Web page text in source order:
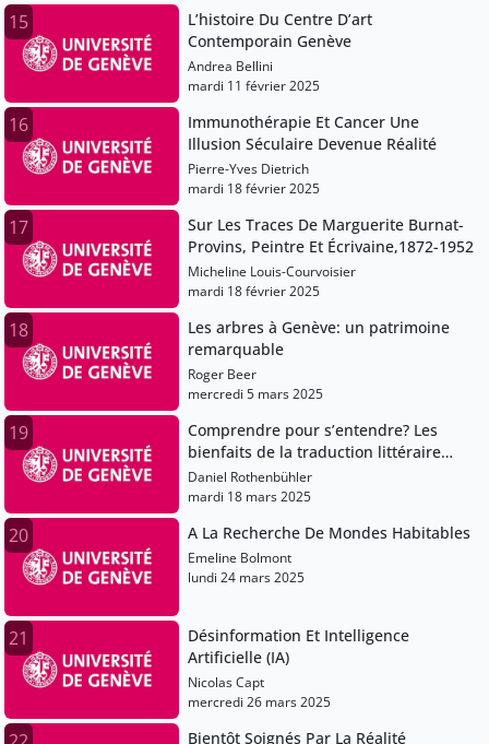
15
L’histoire Du Centre D’art
Contemporain Genève
Andrea Bellini
mardi 11 février 2025
16
Immunothérapie Et Cancer Une
Illusion Séculaire Devenue Réalité
Pierre-Yves Dietrich
mardi 18 février 2025
17
Sur Les Traces De Marguerite Burnat-
Provins, Peintre Et Écrivaine,1872-1952
Micheline Louis-Courvoisier
mardi 18 février 2025
18
Les arbres à Genève: un patrimoine
remarquable
Roger Beer
mercredi 5 mars 2025
19
Comprendre pour s’entendre? Les
bienfaits de la traduction littéraire
pour l’entente entre Romands et
Alémaniques
Daniel Rothenbühler
mardi 18 mars 2025
20 A La Recherche De Mondes Habitables
Emeline Bolmont
lundi 24 mars 2025
21
Désinformation Et Intelligence
Artificielle (IA)
Nicolas Capt
mercredi 26 mars 2025
Bientôt Soignés Par La Réalité